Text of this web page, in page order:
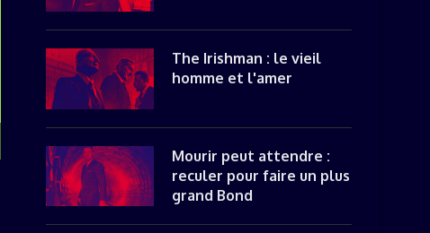
The Irishman : le vieil
homme et l'amer
Mourir peut attendre :
reculer pour faire un plus
grand Bond